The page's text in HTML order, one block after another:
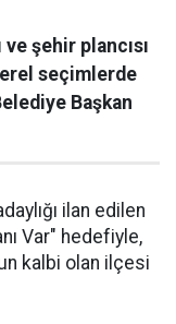
şehir plancısı
seçimlerde
Başkan
ilan edilen
Var" hedefiyle,
kalbi olan ilçesi